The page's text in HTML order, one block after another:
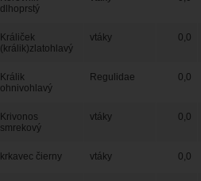
dlhoprstý
Králiček
(králik)zlatohlavý
vtáky 0,0
Králik
ohnivohlavý
Regulidae 0,0
Krivonos
smrekový
vtáky 0,0
krkavec čierny vtáky 0,0